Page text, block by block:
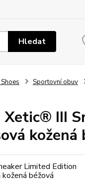
Hledat
Sportovní obuv
Xetic® III
kožená